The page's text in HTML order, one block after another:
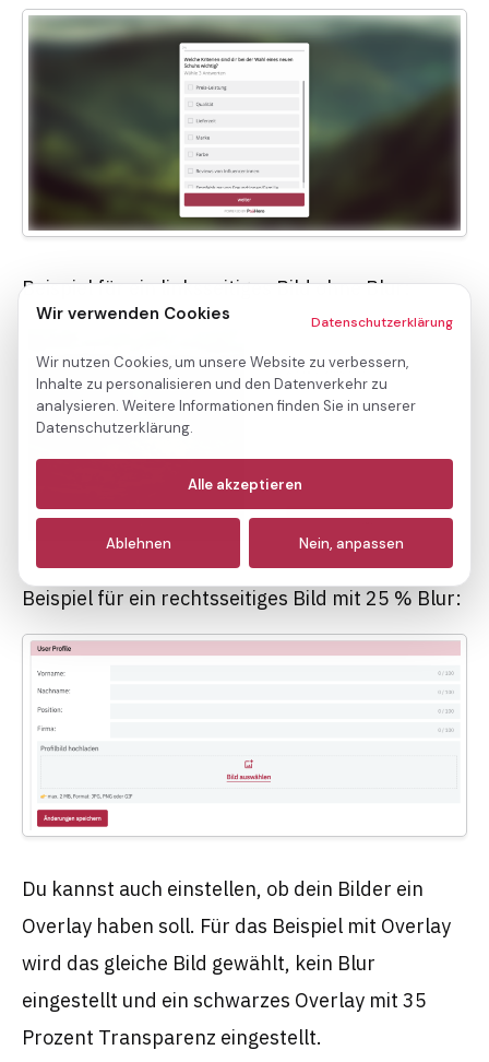
Beispiel für ein linksseitiges Bild ohne Blur:
Beispiel für ein rechtsseitiges Bild mit 25 % Blur:
Du kannst auch einstellen, ob dein Bilder ein
Overlay haben soll. Für das Beispiel mit Overlay
wird das gleiche Bild gewählt, kein Blur
eingestellt und ein schwarzes Overlay mit 35
Prozent Transparenz eingestellt.
Wir verwenden Cookies Datenschutzerklärung
Wir nutzen Cookies, um unsere Website zu verbessern,
Inhalte zu personalisieren und den Datenverkehr zu
analysieren. Weitere Informationen finden Sie in unserer
Datenschutzerklärung.
(immer aktiv)
Analyse
Alle akzeptieren
Ablehnen Nein, anpassen